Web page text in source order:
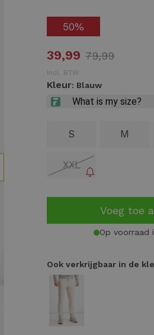
50%
39,99 79,99
Incl. BTW
Kleur: Blauw
S M
XXL
Voeg toe
Op voorraad
Ook verkrijgbaar in de